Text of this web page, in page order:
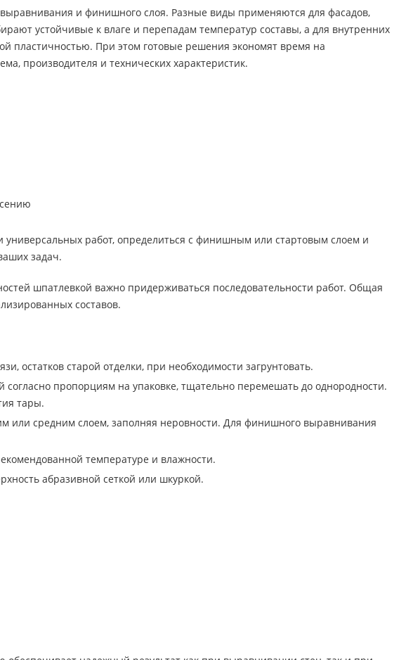
и финишного слоя. Разные виды применяются для фасадов,
устойчивые к влаге и перепадам температур составы, а для внутренних
При этом готовые решения экономят время на
производителя и технических характеристик.
работ, определиться с финишным или стартовым слоем и
задач.
шпатлевкой важно придерживаться последовательности работ. Общая
составов.
остатков старой отделки, при необходимости загрунтовать.
согласно пропорциям на упаковке, тщательно перемешать до однородности.
тары.
или средним слоем, заполняя неровности. Для финишного выравнивания
температуре и влажности.
абразивной сеткой или шкуркой.